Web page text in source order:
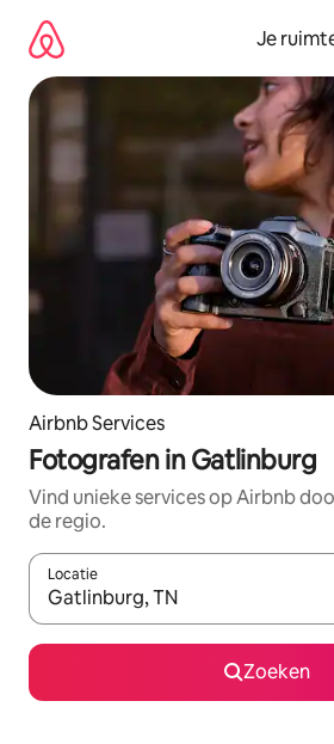
direct
naar
inhoud
Je
Airbnb Services
Fotografen in Gatlinburg
Vind unieke services op Airbnb
de regio.
Locatie
Wanneer er suggesties
Zoeken